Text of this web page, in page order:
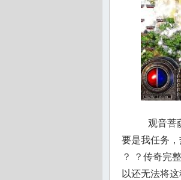
观音菩
要是我任务
？ ？传奇完
以还无法将